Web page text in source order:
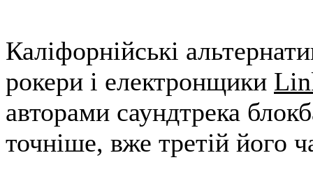
Каліфорнійські
рокери і електронщики
авторами саундтрека
точніше, вже третій його